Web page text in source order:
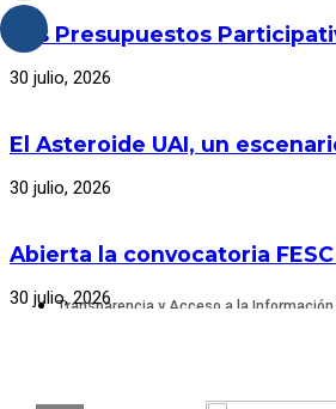
Transparencia y Acceso a la Información
Los Presupuestos
30 julio, 2026
El Asteroide UAI, un
30 julio, 2026
Abierta la convocatoria
30 julio, 2026